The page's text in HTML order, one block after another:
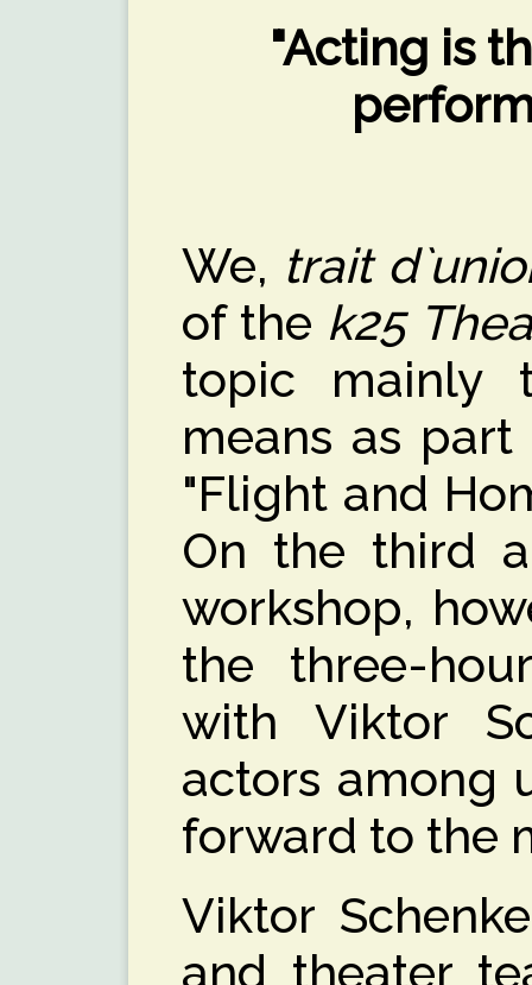
"Acting is
We, trait
of the k25
topic mainly
means as
"Flight and
On the third
workshop,
the three-
with Viktor
actors among
forward to the
Viktor
and theater